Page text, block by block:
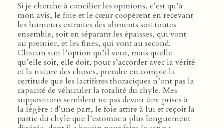
Si je cherche à concilier les opinions, c’est qu’à
mon avis, le foie et le cœur coopèrent en recevant
les humeurs extraites des aliments soit toutes
ensemble, soit en séparant les épaisses, qui vont
au premier, et les fines, qui vont au second.
Chacun suit l’option qu’il veut, mais quelle
qu’elle soit, elle doit, pour s’accorder avec la vérité
et la nature des choses, prendre en compte la
certitude que les lactifères thoraciques n’ont pas la
capacité de véhiculer la totalité du chyle. Mes
suppositions semblent ne pas devoir être prises à
la légère : d’une part, le foie attire à lui et reçoit la
partie du chyle que l’estomac a plus longuement